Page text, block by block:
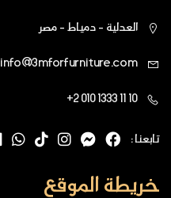
العدلية - دمياط - مصر
info@3mforfurniture.com
+2 010 1333 11 10
تابعنا :
خريطة الموقع